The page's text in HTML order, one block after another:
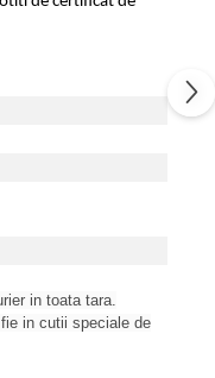
in toata tara.
in cutii speciale de